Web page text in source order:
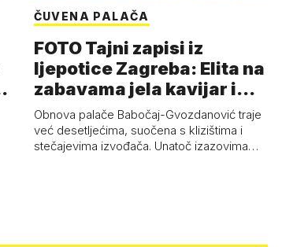
ČUVENA PALAČA
FOTO Tajni zapisi iz
ljepotice Zagreba: Elita na
zabavama jela kavijar i
pud…
Obnova palače Babočaj-Gvozdanović traje
već desetljećima, suočena s klizištima i
stečajevima izvođača. Unatoč izazovima…